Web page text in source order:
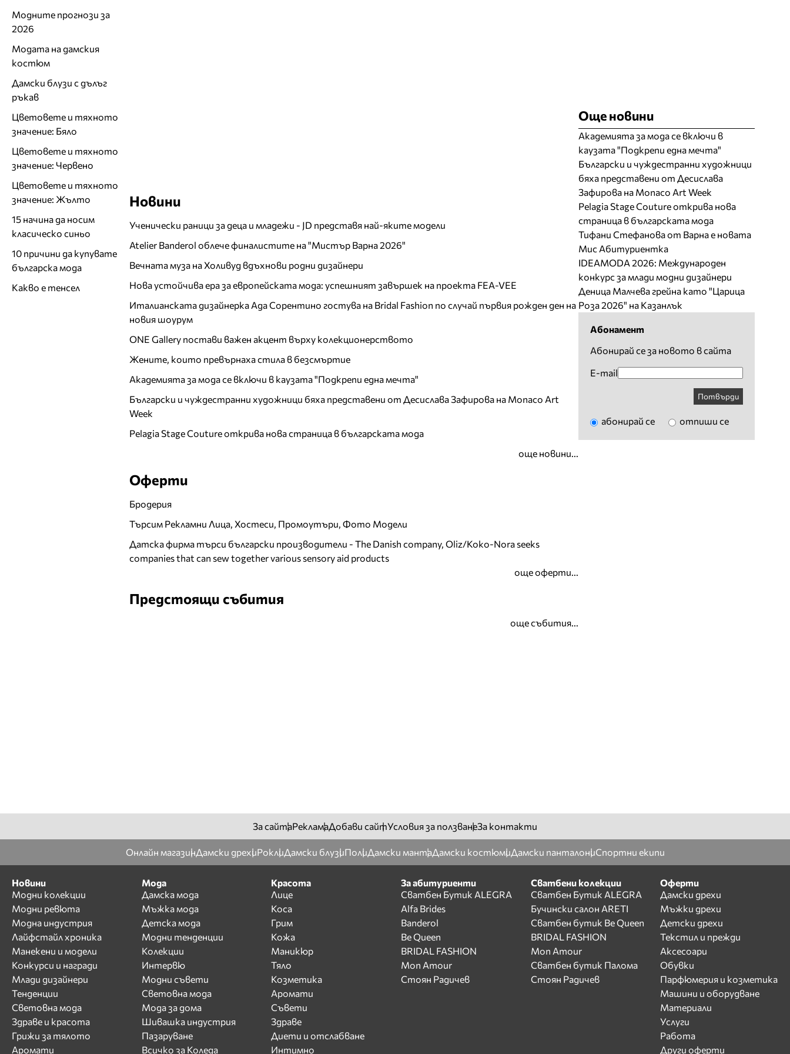
Новини
Ученически раници за деца и младежи - JD представя най-яките модели
Atelier Banderol облече финалистите на "Мистър Варна 2026"
Вечната муза на Холивуд вдъхнови родни дизайнери
Нова устойчива ера за европейската мода: успешният завършек на проекта FEA-VEE
Италианската дизайнерка Ада Сорентино гостува на Bridal Fashion по случай първия рожден ден на
новия шоурум
ONE Gallery постави важен акцент върху колекционерството
Жените, които превърнаха стила в безсмъртие
Академията за мода се включи в каузата "Подкрепи една мечта"
Български и чуждестранни художници бяха представени от Десислава Зафирова на Monaco Art
Week
Pelagia Stage Couture открива нова страница в българската мода
още новини...
Оферти
Бродерия
Търсим Рекламни Лица, Хостеси, Промоутъри, Фото Модели
Датска фирма търси български производители - The Danish company, Oliz/Koko-Nora seeks
companies that can sew together various sensory aid products
още оферти...
Предстоящи събития
още събития...
Модните прогнози за
2026
Модата на дамския
костюм
Дамски блузи с дълъг
ръкав
Цветовете и тяхното
значение: Бяло
Цветовете и тяхното
значение: Червено
Цветовете и тяхното
значение: Жълто
15 начина да носим
класическо синьо
10 причини да купувате
българска мода
Какво е тенсел
Още новини
Академията за мода се включи в
каузата "Подкрепи една мечта"
Български и чуждестранни художници
бяха представени от Десислава
Зафирова на Monaco Art Week
Pelagia Stage Couture открива нова
страница в българската мода
Тифани Стефанова от Варна е новата
Мис Абитуриентка
IDEAMODA 2026: Международен
конкурс за млади модни дизайнери
Деница Малчева грейна като "Царица
Роза 2026" на Казанлък
Абонамент
Абонирай се за новото в сайта
E-mail
Потвърди
абонирай се отпиши се
За сайтаРекламаДобави сайтУсловия за ползванеЗа контакти
Онлайн магазинДамски дрехиРоклиДамски блузиПолиДамски мантаДамски костюмиДамски панталониСпортни екипи
Новини
Модни колекции
Модни ревюта
Модна индустрия
Лайфстайл хроника
Манекени и модели
Конкурси и награди
Млади дизайнери
Тенденции
Световна мода
Здраве и красота
Грижи за тялото
Аромати
Мода
Дамска мода
Мъжка мода
Детска мода
Модни тенденции
Колекции
Интервю
Модни съвети
Световна мода
Мода за дома
Шивашка индустрия
Пазаруване
Всичко за Коледа
Красота
Лице
Коса
Грим
Кожа
Маникюр
Тяло
Козметика
Аромати
Съвети
Здраве
Диети и отслабване
Интимно
За абитуриенти
Сватбен Бутик ALEGRA
Alfa Brides
Banderol
Be Queen
BRIDAL FASHION
Mon Amour
Стоян Радичев
Сватбени колекции
Сватбен Бутик ALEGRA
Бучински салон ARETI
Сватбен бутик Be Queen
BRIDAL FASHION
Mon Amour
Сватбен бутик Палома
Стоян Радичев
Оферти
Дамски дрехи
Мъжки дрехи
Детски дрехи
Текстил и прежди
Аксесоари
Обувки
Парфюмерия и козметика
Машини и оборудване
Материали
Услуги
Работа
Други оферти